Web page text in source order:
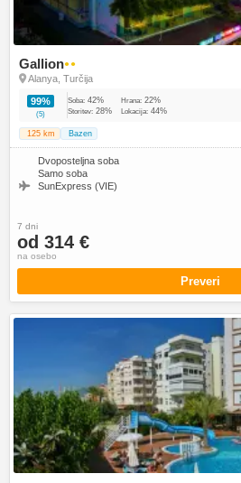
Gallion●●
Alanya, Turčija
99%
(5)
Soba: 42% Hrana: 22%
Storitev: 28% Lokacija: 44%
125 km Bazen
Dvoposteljna soba
Samo soba
SunExpress (VIE)
7 dni
od 314 €
na osebo
Preveri